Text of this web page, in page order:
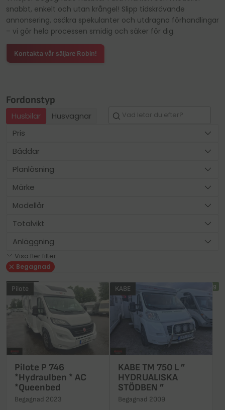
Fredag: 10.00–17.00
Lördag: 10.00–14.00
Telefon: 0550-74 07 70
Avvikande öppettider
Fredag: 10.00–17.00
Lördag: 10.00–14.00
Telefon: 0550-74 07 70
Avvikande öppettider
Avvikande öppettider
snabbt, enkelt och utan krångel! Slipp tidskrävande
annonsering, osäkra spekulanter och utdragna förhandlingar
– vi gör hela processen smidig och säker för dig.
Kontakta vår säljare Robin!
Pilote
Pilote P 746
*Hydraulben * AC
*Queenbed
Begagnad 2023
KABE
KABE TM 750 L ”
HYDRUALISKA
STÖDBEN ”
Begagnad 2009
Fordonstyp
Husbilar
Husvagnar
Pris
Bäddar
Planlösning
Märke
Modellår
Totalvikt
Anläggning
Visa fler filter
Begagnad
Senaste Högst pris Lägst pris 55 fordon matchar din sökning